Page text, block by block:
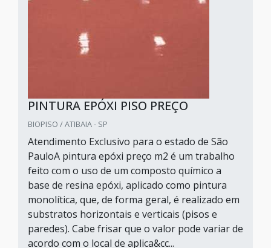
PINTURA EPÓXI PISO PREÇO
BIOPISO / ATIBAIA - SP
Atendimento Exclusivo para o estado de São
PauloA pintura epóxi preço m2 é um trabalho
feito com o uso de um composto químico a
base de resina epóxi, aplicado como pintura
monolítica, que, de forma geral, é realizado em
substratos horizontais e verticais (pisos e
paredes). Cabe frisar que o valor pode variar de
acordo com o local de aplica&cc...